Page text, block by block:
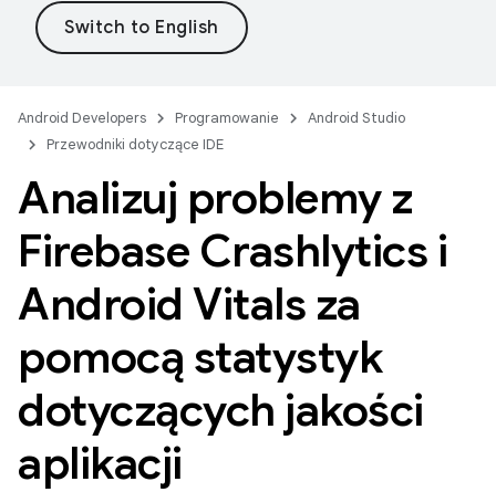
Android Developers Programowanie
Android Studio
Przewodniki dotyczące IDE
Analizuj problemy z
Firebase Crashlytics i
Android Vitals za
pomocą statystyk
dotyczących jakości
aplikacji